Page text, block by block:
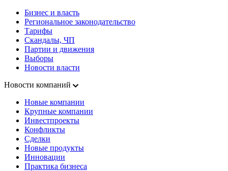
Бизнес и власть
Региональное законодательство
Тарифы
Скандалы, ЧП
Партии и движения
Выборы
Новости власти
Новости компаний
Новые компании
Крупные компании
Инвестпроекты
Конфликты
Сделки
Новые продукты
Инновации
Практика бизнеса